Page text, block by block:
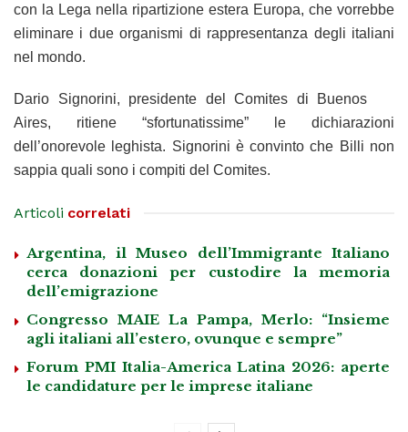
con la Lega nella ripartizione estera Europa, che vorrebbe
eliminare i due organismi di rappresentanza degli italiani
nel mondo.
Dario Signorini, presidente del Comites di Buenos
Aires, ritiene “sfortunatissime” le dichiarazioni
dell’onorevole leghista. Signorini è convinto che Billi non
sappia quali sono i compiti del Comites.
Articoli correlati
Argentina, il Museo dell’Immigrante Italiano
cerca donazioni per custodire la memoria
dell’emigrazione
Congresso MAIE La Pampa, Merlo: “Insieme
agli italiani all’estero, ovunque e sempre”
Forum PMI Italia-America Latina 2026: aperte
le candidature per le imprese italiane